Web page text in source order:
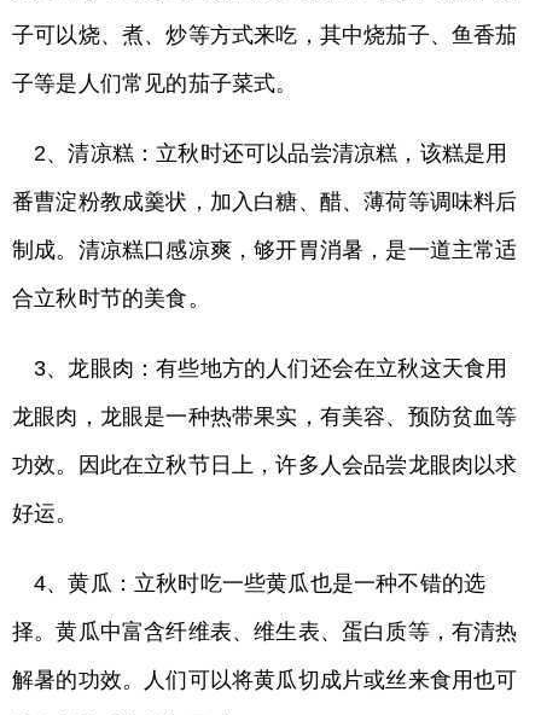
子可以烧、煮、炒等方式来吃，其中烧茄子、鱼香茄
子等是人们常见的茄子菜式。
2、清凉糕：立秋时还可以品尝清凉糕，该糕是用
番曹淀粉教成羹状，加入白糖、醋、薄荷等调味料后
制成。清凉糕口感凉爽，够开胃消暑，是一道主常适
合立秋时节的美食。
3、龙眼肉：有些地方的人们还会在立秋这天食用
龙眼肉，龙眼是一种热带果实，有美容、预防贫血等
功效。因此在立秋节日上，许多人会品尝龙眼肉以求
好运。
4、黄瓜：立秋时吃一些黄瓜也是一种不错的选
择。黄瓜中富含纤维表、维生表、蛋白质等，有清热
解暑的功效。人们可以将黄瓜切成片或丝来食用也可